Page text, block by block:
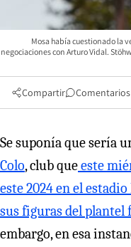
Mosa había cuestionado la
negociaciones con Arturo Vidal.
Compartir Comentarios
Se suponía que sería
Colo, club queeste
este 2024 en el
sus figuras del plantel
embargo, en esa